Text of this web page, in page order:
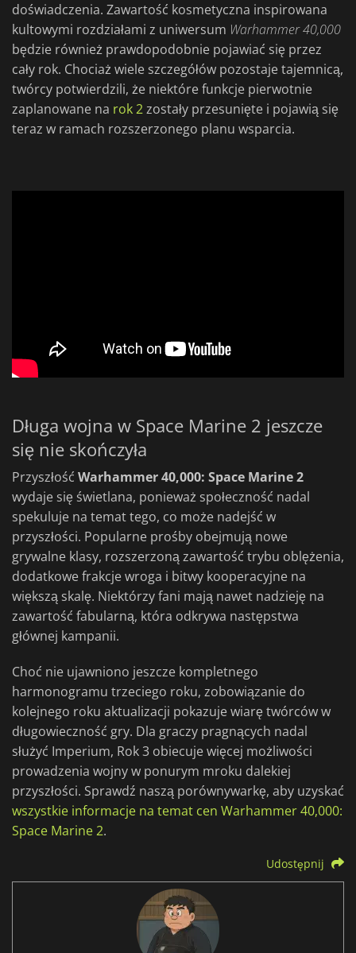
doświadczenia. Zawartość kosmetyczna inspirowana
kultowymi rozdziałami z uniwersum Warhammer 40,000
będzie również prawdopodobnie pojawiać się przez
cały rok. Chociaż wiele szczegółów pozostaje tajemnicą,
twórcy potwierdzili, że niektóre funkcje pierwotnie
zaplanowane na rok 2zostały przesunięte i pojawią się
teraz w ramach rozszerzonego planu wsparcia.
Długa wojna w Space Marine 2 jeszcze
się nie skończyła
Przyszłość Warhammer 40,000: Space Marine 2
wydaje się świetlana, ponieważ społeczność nadal
spekuluje na temat tego, co może nadejść w
przyszłości. Popularne prośby obejmują nowe
grywalne klasy, rozszerzoną zawartość trybu oblężenia,
dodatkowe frakcje wroga i bitwy kooperacyjne na
większą skalę. Niektórzy fani mają nawet nadzieję na
zawartość fabularną, która odkrywa następstwa
głównej kampanii.
Choć nie ujawniono jeszcze kompletnego
harmonogramu trzeciego roku, zobowiązanie do
kolejnego roku aktualizacji pokazuje wiarę twórców w
długowieczność gry. Dla graczy pragnących nadal
służyć Imperium, Rok 3 obiecuje więcej możliwości
prowadzenia wojny w ponurym mroku dalekiej
przyszłości. Sprawdź naszą porównywarkę, aby uzyskać
wszystkie informacje na temat cen Warhammer 40,000:
Space Marine 2.
Udostępnij